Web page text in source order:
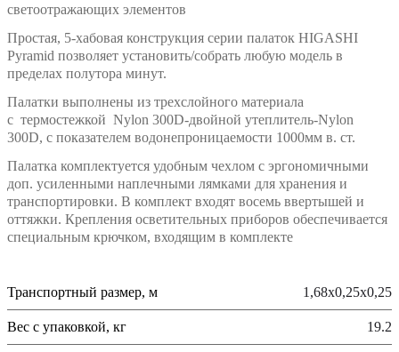
светоотражающих элементов
Простая, 5-хабовая конструкция серии палаток HIGASHI
Pyramid позволяет установить/собрать любую модель в
пределах полутора минут.
Палатки выполнены из трехслойного материала
с термостежкой Nylon 300D-двойной утеплитель-Nylon
300D, с показателем водонепроницаемости 1000мм в. ст.
Палатка комплектуется удобным чехлом с эргономичными
доп. усиленными наплечными лямками для хранения и
транспортировки. В комплект входят восемь ввертышей и
оттяжки. Крепления осветительных приборов обеспечивается
специальным крючком, входящим в комплекте
Транспортный размер, м 1,68x0,25x0,25
Вес с упаковкой, кг 19.2